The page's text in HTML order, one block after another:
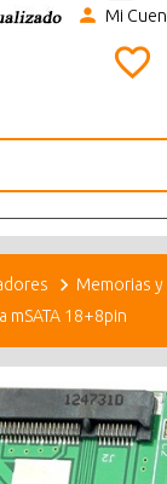
Mi
Memorias
mSATA 18+8pin